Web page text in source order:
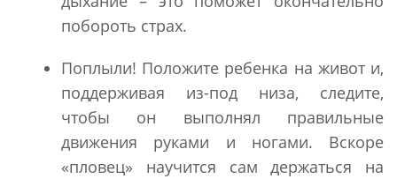
побороть страх.
Поплыли! Положите ребенка на живот и,
поддерживая из-под низа, следите,
чтобы он выполнял правильные
движения руками и ногами. Вскоре
«пловец» научится сам держаться на